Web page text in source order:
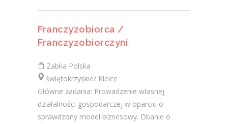
Franczyzobiorca /
Franczyzobiorczyni
Żabka Polska
świętokrzyskie/ Kielce
Główne zadania: Prowadzenie własnej
działalności gospodarczej w oparciu o
sprawdzony model biznesowy. Dbanie o